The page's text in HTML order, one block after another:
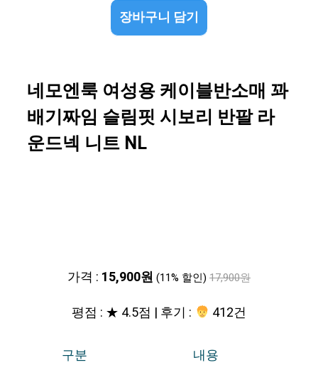
장바구니 담기
네모엔룩 여성용 케이블반소매 꽈
배기짜임 슬림핏 시보리 반팔 라
운드넥 니트 NL
가격 : 15,900원 (11% 할인) 17,900원
평점 : ★ 4.5점 | 후기 : 412건
구분 내용